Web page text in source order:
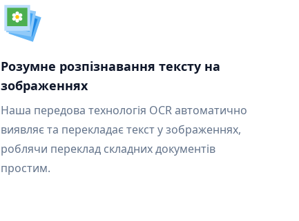
Розумне розпізнавання тексту на
зображеннях
Наша передова технологія OCR автоматично
виявляє та перекладає текст у зображеннях,
роблячи переклад складних документів
простим.